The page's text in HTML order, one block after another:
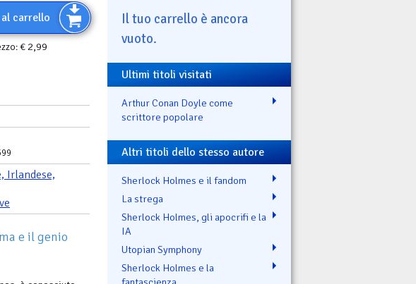
carrello
€ 2,99
Irlandese,
e il genio
Il tuo carrello è ancora
vuoto.
Ultimi titoli visitati
Arthur Conan Doyle come
scrittore popolare
Altri titoli dello stesso autore
Sherlock Holmes e il fandom
La strega
Sherlock Holmes, gli apocrifi e la
IA
Utopian Symphony
Sherlock Holmes e la